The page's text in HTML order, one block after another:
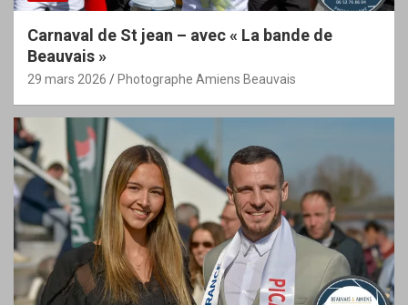
Carnaval de St jean – avec « La bande de
Beauvais »
29 mars 2026 Photographe Amiens Beauvais